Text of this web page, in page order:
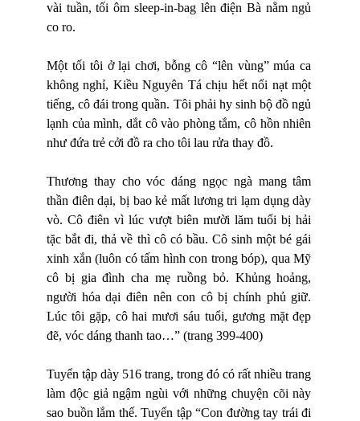
vài tuần, tối ôm sleep-in-bag lên điện Bà nằm ngủ
co ro.
Một tối tôi ở lại chơi, bỗng cô “lên vùng” múa ca
không nghỉ, Kiều Nguyên Tá chịu hết nổi nạt một
tiếng, cô đái trong quần. Tôi phải hy sinh bộ đồ ngủ
lạnh của mình, dắt cô vào phòng tắm, cô hồn nhiên
như đứa trẻ cởi đồ ra cho tôi lau rửa thay đồ.
Thương thay cho vóc dáng ngọc ngà mang tâm
thần điên dại, bị bao kẻ mất lương tri lạm dụng dày
vò. Cô điên vì lúc vượt biên mười lăm tuổi bị hải
tặc bắt đi, thả về thì cô có bầu. Cô sinh một bé gái
xinh xắn (luôn có tấm hình con trong bóp), qua Mỹ
cô bị gia đình cha mẹ ruồng bỏ. Khủng hoảng,
người hóa dại điên nên con cô bị chính phủ giữ.
Lúc tôi gặp, cô hai mươi sáu tuổi, gương mặt đẹp
đẽ, vóc dáng thanh tao…” (trang 399-400)
Tuyển tập dày 516 trang, trong đó có rất nhiều trang
làm độc giả ngậm ngùi với những chuyện cõi này
sao buồn lắm thế. Tuyển tập “Con đường tay trái đi